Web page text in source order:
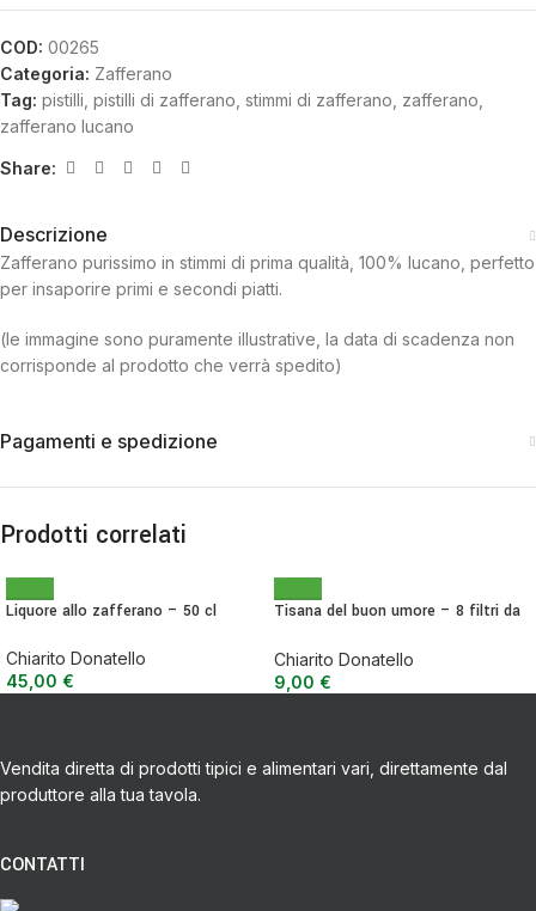
COD: 00265
Categoria: Zafferano
Tag: pistilli pistilli di zafferano stimmi di zafferano zafferano
zafferano lucano
Share:
Descrizione
Zafferano purissimo in stimmi di prima qualità, 100% lucano, perfetto
per insaporire primi e secondi piatti.
(le immagine sono puramente illustrative, la data di scadenza non
corrisponde al prodotto che verrà spedito)
Pagamenti e spedizione
Prodotti correlati
Liquore allo zafferano – 50 cl
Chiarito Donatello
45,00 €
Tisana del buon umore – 8 filtri da
Chiarito Donatello
9,00 €
Vendita diretta di prodotti tipici e alimentari vari, direttamente dal
produttore alla tua tavola.
CONTATTI